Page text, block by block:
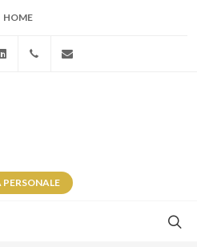
HOME
Linkedin+39 345 281 0246
PERSONALE